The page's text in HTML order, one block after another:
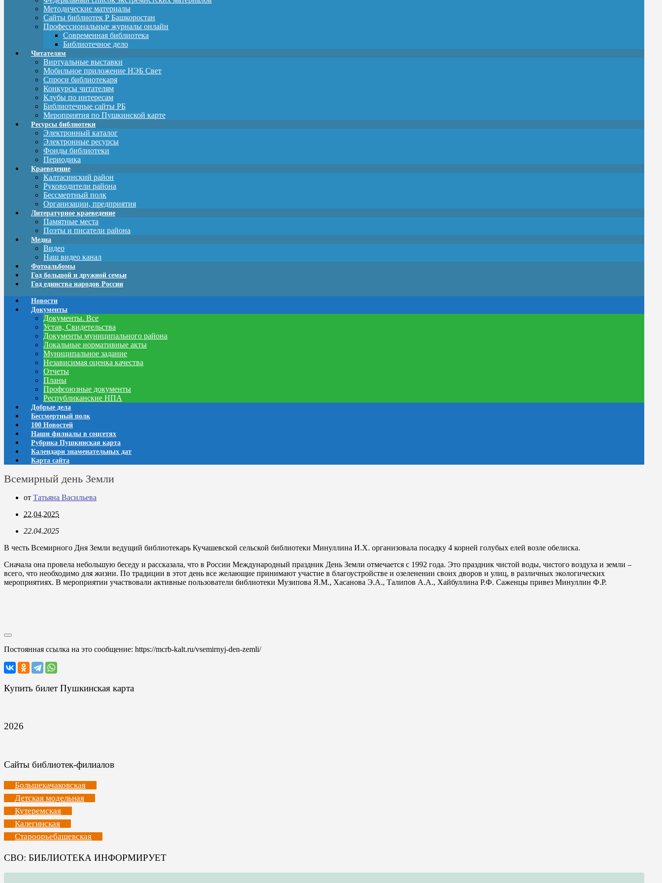
Методические материалы
Сайты библиотек Р Башкоростан
Профессиональные журналы онлайн
Современная библиотека
Библиотечное дело
Читателям
Виртуальные выставки
Мобильное приложение НЭБ Свет
Спроси библиотекаря
Конкурсы читателям
Клубы по интересам
Библиотечные сайты РБ
Мероприятия по Пушкинской карте
Ресурсы библиотеки
Электронный каталог
Электронные ресурсы
Фонды библиотеки
Периодика
Краеведение
Калтасинский район
Руководители района
Бессмертный полк
Организации, предприятия
Литературное краеведение
Памятные места
Поэты и писатели района
Медиа
Видео
Наш видео канал
Фотоальбомы
Год большой и дружной семьи
Год единства народов России
Новости
Документы
Документы. Все
Устав, Свидетельства
Документы муниципального района
Локальные нормативные акты
Муниципальное задание
Независимая оценка качества
Отчеты
Планы
Профсоюзные документы
Республиканские НПА
Добрые дела
Бессмертный полк
100 Новостей
Наши филиалы в соцсетях
Рубрика Пушкинская карта
Календари знаменательных дат
Карта сайта
Всемирный день Земли
от Татьяна Васильева
22.04.2025
22.04.2025
В честь Всемирного Дня Земли ведущий библиотекарь Кучашевской сельской библиотеки Минуллина И.Х. организовала посадку 4 корней голубых елей возле обелиска.
Сначала она провела небольшую беседу и рассказала, что в России Международный праздник День Земли отмечается с 1992 года. Это праздник чистой воды, чистого воздуха и земли –
всего, что необходимо для жизни. По традиции в этот день все желающие принимают участие в благоустройстве и озеленении своих дворов и улиц, в различных экологических
мероприятиях. В мероприятии участвовали активные пользователи библиотеки Музипова Я.М., Хасанова Э.А., Талипов А.А., Хайбуллина Р.Ф. Саженцы привез Минуллин Ф.Р.
Постоянная ссылка на это сообщение: https://mcrb-kalt.ru/vsemirnyj-den-zemli/
Купить билет Пушкинская карта
2026
Сайты библиотек-филиалов
Большекачаковская
Детская модельная
Кутеремская
Калегинская
Староорьебашевская
СВО: БИБЛИОТЕКА ИНФОРМИРУЕТ